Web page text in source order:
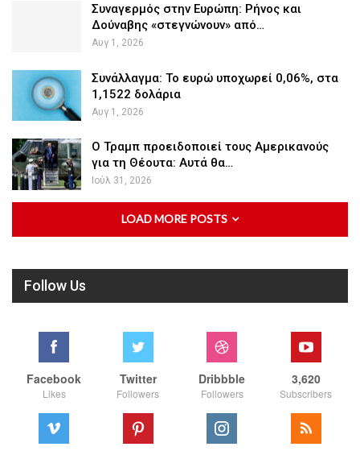
Συναγερμός στην Ευρώπη: Ρήνος και
Δούναβης «στεγνώνουν» από…
Αυγ 1, 2026
Συνάλλαγμα: Το ευρώ υποχωρεί 0,06%, στα
1,1522 δολάρια
Αυγ 1, 2026
Ο Τραμπ προειδοποιεί τους Αμερικανούς
για τη Θέουτα: Αυτά θα…
Ιούλ 31, 2026
LOAD MORE POSTS
Follow Us
Facebook
Likes
Twitter
Followers
Dribbble
Followers
3,620
Subscribers